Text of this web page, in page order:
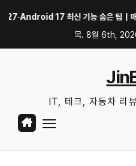
17 최신 기능 숨은 팁｜매일 써먹
목. 8월 6th,
IT, 테크, 자동차 리